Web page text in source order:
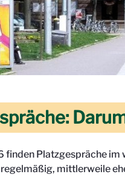
finden Platzgespräche im
mittlerweile